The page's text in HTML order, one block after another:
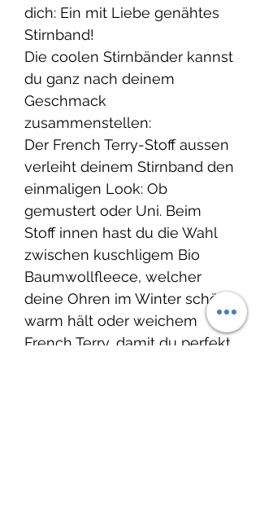
dich: Ein mit Liebe genähtes
Stirnband!
Die coolen Stirnbänder kannst
du ganz nach deinem
Geschmack
zusammenstellen:
Der French Terry-Stoff aussen
verleiht deinem Stirnband den
einmaligen Look: Ob
gemustert oder Uni. Beim
Stoff innen hast du die Wahl
zwischen kuschligem Bio
Baumwollfleece, welcher
deine Ohren im Winter schön
warm hält oder weichem
French Terry, damit du perfekt